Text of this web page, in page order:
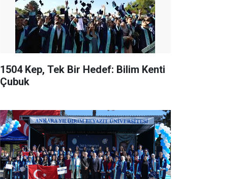
1504 Kep, Tek Bir Hedef: Bilim Kenti
Çubuk